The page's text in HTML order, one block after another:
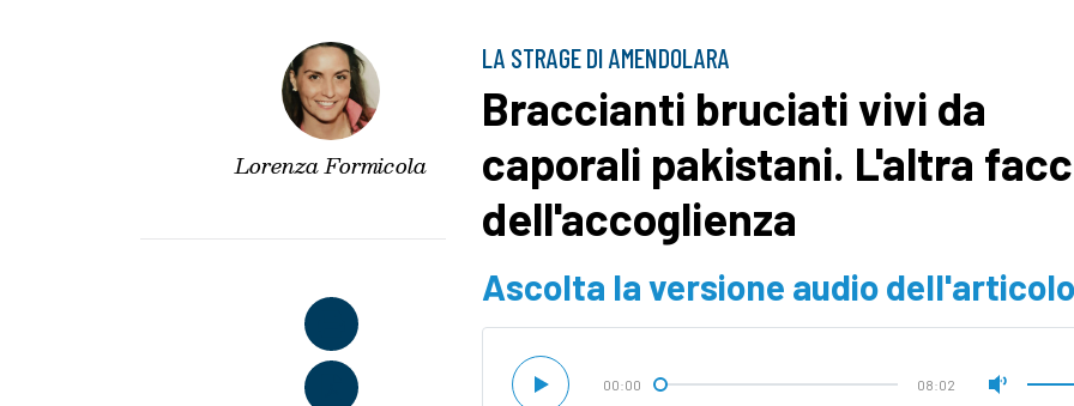
Lorenza Formicola
LA STRAGE DI AMENDOLARA
Braccianti bruciati vivi da
caporali pakistani. L'altra
dell'accoglienza
Ascolta la versione audio dell'articolo
00:00 08:02